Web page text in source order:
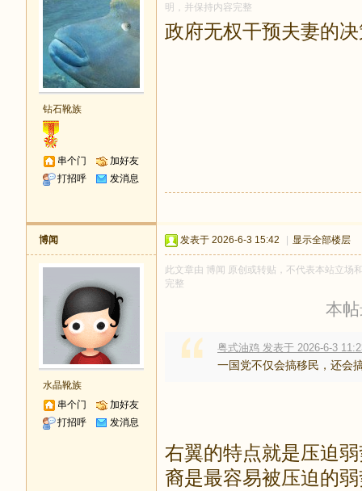
钻石靴族
串个门
加好友
打招呼
发消息
明，并保持内容完整
政府无权干预夫妻的
博闻
水晶靴族
串个门
加好友
打招呼
发消息
发表于 2026-6-3 15:42 显示全部楼层
此文章由 博闻 原创或转贴，不代表本站立场
完整
本
粤式油鸡 发表于 2026-6-3
一国党不仅会搞移民，还会
右翼的特点就是压迫
裔是最容易被压迫的